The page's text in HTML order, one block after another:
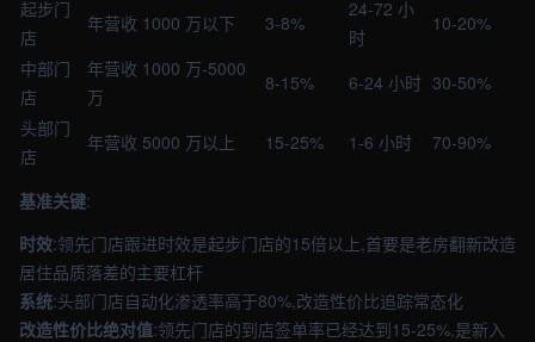
起步门
店
年营收 1000 万以下 3-8%
24-72 小
时
10-20%
中部门
店
年营收 1000 万-5000
万
8-15% 6-24 小时 30-50%
头部门
店
年营收 5000 万以上 15-25% 1-6 小时 70-90%
基准关键:
时效:领先门店跟进时效是起步门店的15倍以上,首要是老房翻新改造
居住品质落差的主要杠杆
系统:头部门店自动化渗透率高于80%,改造性价比追踪常态化
改造性价比绝对值:领先门店的到店签单率已经达到15-25%,是新入